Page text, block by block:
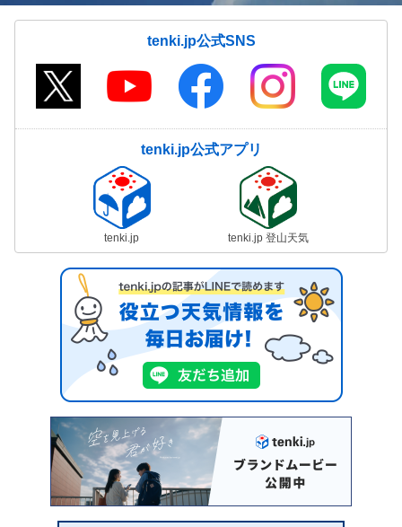
tenki.jp公式SNS
tenki.jp公式アプリ
tenki.jp tenki.jp 登山天気